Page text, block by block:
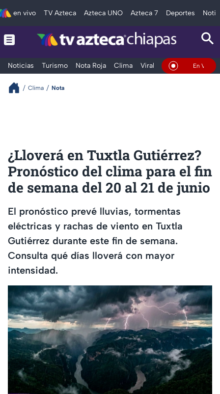
en vivo TV Azteca Azteca UNO Azteca 7 Deportes
Noticias Turismo Nota Roja Clima Viral y TendenciaEn Vivo
Clima Nota
¿Lloverá en Tuxtla Gutiérrez?
Pronóstico del clima para el fin
de semana del 20 al 21 de junio
El pronóstico prevé lluvias, tormentas
eléctricas y rachas de viento en Tuxtla
Gutiérrez durante este fin de semana.
Consulta qué días lloverá con mayor
intensidad.